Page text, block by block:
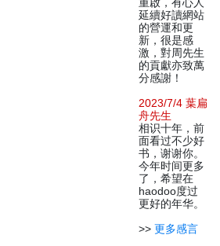
延續好讀網站
的營運和更
新，很是感
激，對周先生
的貢獻亦致萬
分感謝！
2023/7/4 葉扁
舟先生
相识十年，前
面看过不少好
书，谢谢你。
今年时间更多
了，希望在
haodoo度过
更好的年华。
>> 更多感言